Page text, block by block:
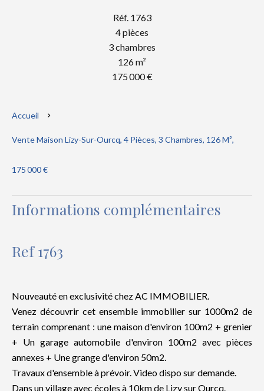
Réf. 1763
4 pièces
3 chambres
126 m²
175 000 €
Accueil
Vente Maison Lizy-Sur-Ourcq, 4 Pièces, 3 Chambres, 126 M²,
175 000 €
Informations complémentaires
Ref 1763
Nouveauté en exclusivité chez AC IMMOBILIER.
Venez découvrir cet ensemble immobilier sur 1000m2 de
terrain comprenant : une maison d'environ 100m2 + grenier
+ Un garage automobile d'environ 100m2 avec pièces
annexes + Une grange d'environ 50m2.
Travaux d'ensemble à prévoir. Video dispo sur demande.
Dans un village avec écoles à 10km de Lizy sur Ourcq.